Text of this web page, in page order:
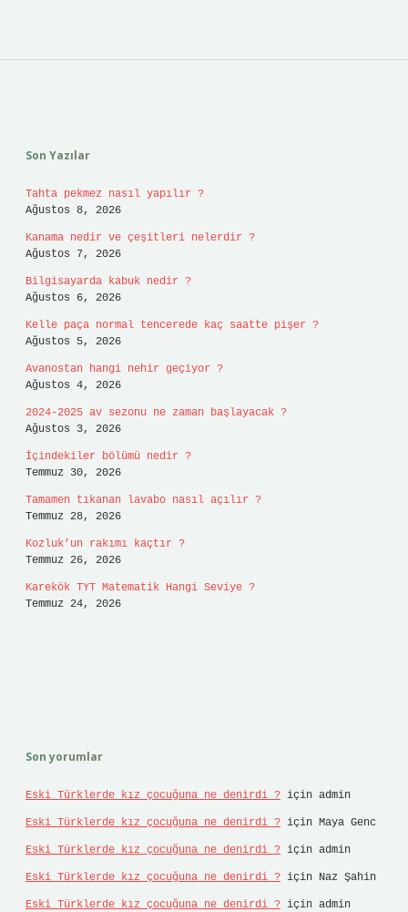
Son Yazılar
Tahta pekmez nasıl yapılır ?
Ağustos 8, 2026
Kanama nedir ve çeşitleri nelerdir ?
Ağustos 7, 2026
Bilgisayarda kabuk nedir ?
Ağustos 6, 2026
Kelle paça normal tencerede kaç saatte pişer ?
Ağustos 5, 2026
Avanostan hangi nehir geçiyor ?
Ağustos 4, 2026
2024-2025 av sezonu ne zaman başlayacak ?
Ağustos 3, 2026
İçindekiler bölümü nedir ?
Temmuz 30, 2026
Tamamen tıkanan lavabo nasıl açılır ?
Temmuz 28, 2026
Kozluk’un rakımı kaçtır ?
Temmuz 26, 2026
Karekök TYT Matematik Hangi Seviye ?
Temmuz 24, 2026
Son yorumlar
Eski Türklerde kız çocuğuna ne denirdi ? için admin
Eski Türklerde kız çocuğuna ne denirdi ? için Maya Genc
Eski Türklerde kız çocuğuna ne denirdi ? için admin
Eski Türklerde kız çocuğuna ne denirdi ? için Naz Şahin
Eski Türklerde kız çocuğuna ne denirdi ? için admin